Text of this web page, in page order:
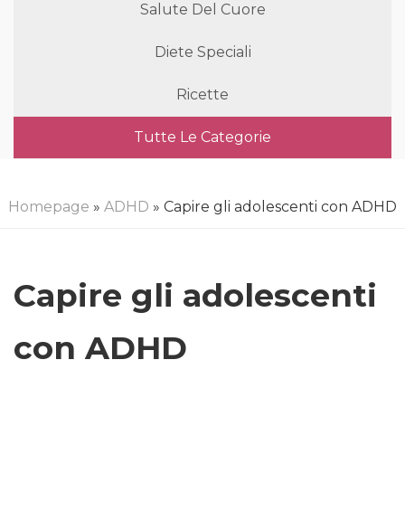
Salute Del Cuore
Diete Speciali
Ricette
Tutte Le Categorie
Homepage » ADHD » Capire gli adolescenti con ADHD
Capire gli adolescenti
con ADHD